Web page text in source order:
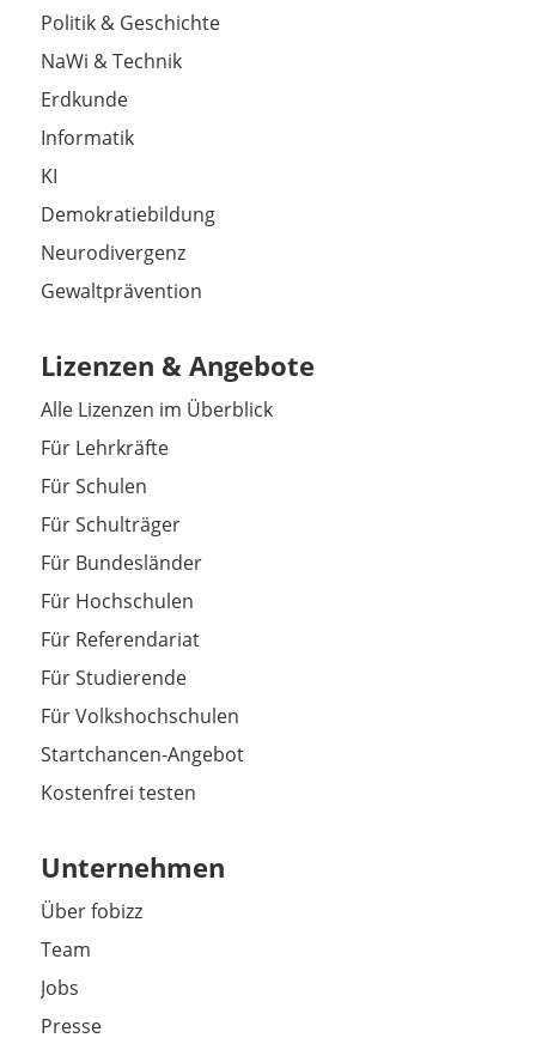
Politik & Geschichte
NaWi & Technik
Erdkunde
Informatik
KI
Demokratiebildung
Neurodivergenz
Gewaltprävention
Lizenzen & Angebote
Alle Lizenzen im Überblick
Für Lehrkräfte
Für Schulen
Für Schulträger
Für Bundesländer
Für Hochschulen
Für Referendariat
Für Studierende
Für Volkshochschulen
Startchancen-Angebot
Kostenfrei testen
Unternehmen
Über fobizz
Team
Jobs
Presse